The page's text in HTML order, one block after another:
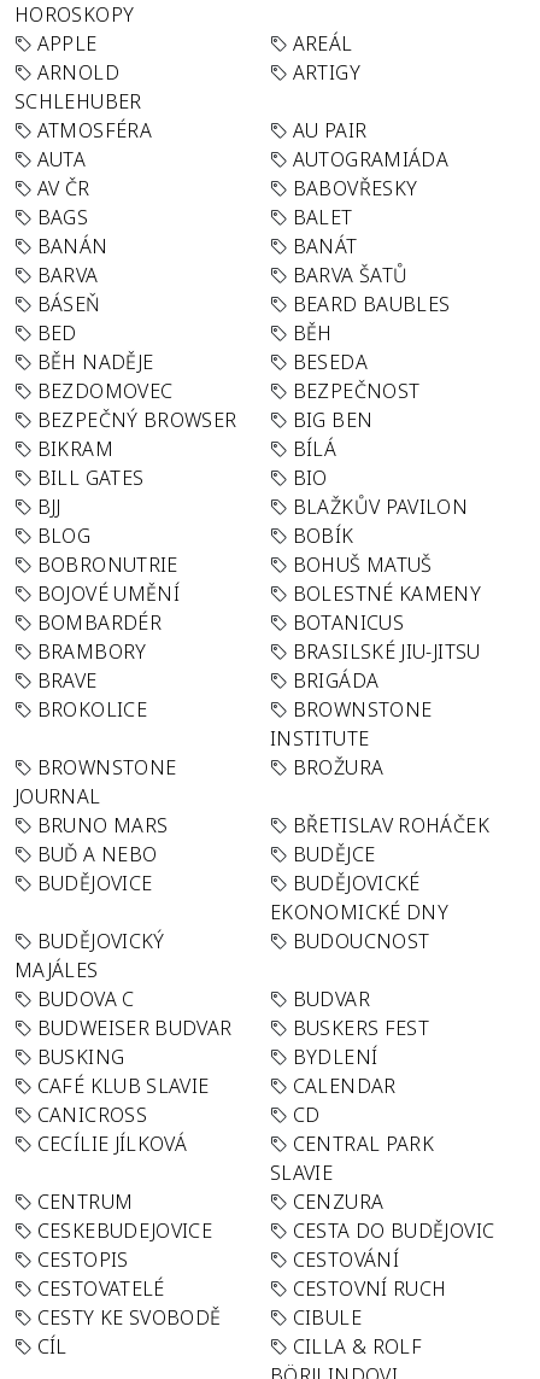
HOROSKOPY
APPLE
AREÁL
ARNOLD
SCHLEHUBER
ARTIGY
ATMOSFÉRA
AU PAIR
AUTA
AUTOGRAMIÁDA
AV ČR
BABOVŘESKY
BAGS
BALET
BANÁN
BANÁT
BARVA
BARVA ŠATŮ
BÁSEŇ
BEARD BAUBLES
BED
BĚH
BĚH NADĚJE
BESEDA
BEZDOMOVEC
BEZPEČNOST
BEZPEČNÝ BROWSER
BIG BEN
BIKRAM
BÍLÁ
BILL GATES
BIO
BJJ
BLAŽKŮV PAVILON
BLOG
BOBÍK
BOBRONUTRIE
BOHUŠ MATUŠ
BOJOVÉ UMĚNÍ
BOLESTNÉ KAMENY
BOMBARDÉR
BOTANICUS
BRAMBORY
BRASILSKÉ JIU-JITSU
BRAVE
BRIGÁDA
BROKOLICE
BROWNSTONE
INSTITUTE
BROWNSTONE
JOURNAL
BROŽURA
BRUNO MARS
BŘETISLAV ROHÁČEK
BUĎ A NEBO
BUDĚJCE
BUDĚJOVICE
BUDĚJOVICKÉ
EKONOMICKÉ DNY
BUDĚJOVICKÝ
MAJÁLES
BUDOUCNOST
BUDOVA C
BUDVAR
BUDWEISER BUDVAR
BUSKERS FEST
BUSKING
BYDLENÍ
CAFÉ KLUB SLAVIE
CALENDAR
CANICROSS
CD
CECÍLIE JÍLKOVÁ
CENTRAL PARK
SLAVIE
CENTRUM
CENZURA
CESKEBUDEJOVICE
CESTA DO BUDĚJOVIC
CESTOPIS
CESTOVÁNÍ
CESTOVATELÉ
CESTOVNÍ RUCH
CESTY KE SVOBODĚ
CIBULE
CÍL
CILLA & ROLF